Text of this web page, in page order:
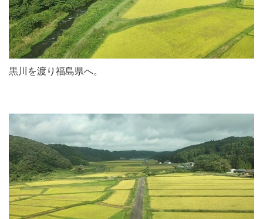
黒川を渡り福島県へ。